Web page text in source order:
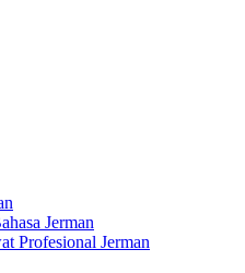
Jerman
Profesional Jerman